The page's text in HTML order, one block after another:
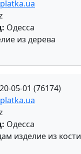
Одесса
из дерева
05-01 (76174)
Одесса
изделие из кости